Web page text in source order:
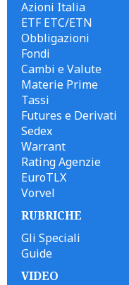
Azioni Italia
ETF ETC/ETN
Obbligazioni
Fondi
Cambi e Valute
Materie Prime
Tassi
Futures e Derivati
Sedex
Warrant
Rating Agenzie
EuroTLX
Vorvel
RUBRICHE
Gli Speciali
Guide
VIDEO